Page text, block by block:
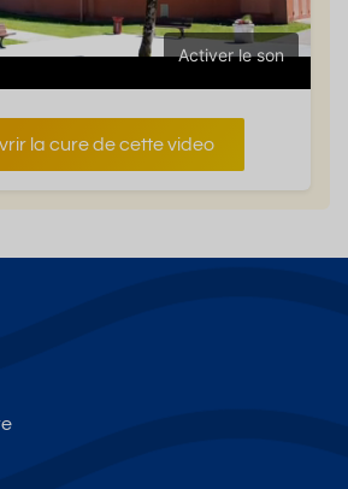
Activer le son
la cure de cette video